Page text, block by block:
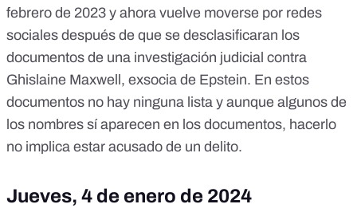
febrero de 2023 y ahora vuelve moverse por redes
sociales después de que se desclasificaran los
documentos de una investigación judicial contra
Ghislaine Maxwell, exsocia de Epstein. En estos
documentos no hay ninguna lista y aunque algunos de
los nombres sí aparecen en los documentos, hacerlo
no implica estar acusado de un delito.
Jueves, 4 de enero de 2024